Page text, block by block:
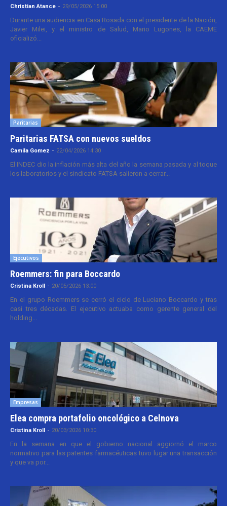
Christian Atance - 29/05/2026 15:00
Durante una audiencia en Casa Rosada con el presidente de la Nación,
Javier Milei, y el ministro de Salud, Mario Lugones, la CAEME
oficializó...
Paritarias
Paritarias FATSA con nuevos sueldos
Camila Gomez - 22/04/2026 14:30
El INDEC dio la inflación más alta del año la semana pasada y al toque
los laboratorios y el sindicato FATSA salieron a cerrar...
Ejecutivos
Roemmers: fin para Boccardo
Cristina Kroll - 20/05/2026 13:00
En el grupo Roemmers se cerró el ciclo de Luciano Boccardo y tras
casi tres décadas. El ejecutivo actuaba como gerente general del
holding...
Empresas
Elea compra portafolio oncológico a Celnova
Cristina Kroll - 20/03/2026 10:30
En la semana en que el gobierno nacional aggiornó el marco
normativo para las patentes farmacéuticas tuvo lugar una transacción
y que va por...